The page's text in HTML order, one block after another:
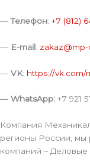
—Телефон: +7 (812)
— E-mail: zakaz@mp-
— VK: https://vk.com/
— WhatsApp: +7 921
Компания
регионы России, мы
компаний –